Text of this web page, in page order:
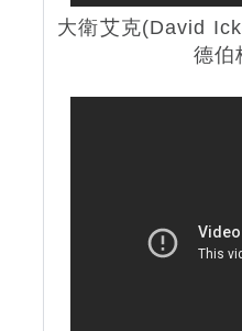
大衛艾克(David
德伯